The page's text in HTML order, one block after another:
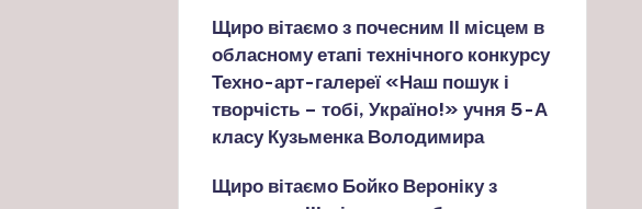
Щиро вітаємо з почесним ІІ місцем в
обласному етапі технічного конкурсу
Техно-арт-галереї «Наш пошук і
творчість – тобі, Україно!» учня 5-А
класу Кузьменка Володимира
Щиро вітаємо Бойко Вероніку з